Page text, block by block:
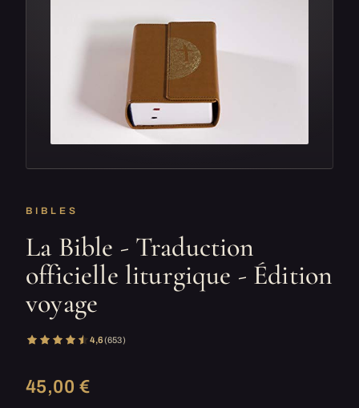
BIBLES
La Bible - Traduction
officielle liturgique - Édition
voyage
4,6(653)
45,00 €